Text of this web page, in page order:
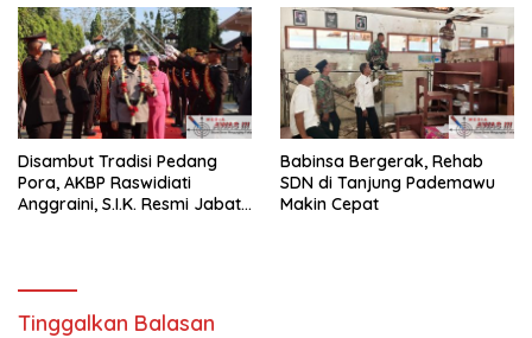
Disambut Tradisi Pedang
Pora, AKBP Raswidiati
Anggraini, S.I.K. Resmi Jabat
Babinsa Bergerak, Rehab
SDN di Tanjung Pademawu
Makin Cepat
Tinggalkan Balasan